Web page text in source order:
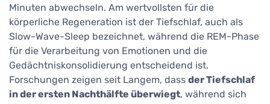
Minuten abwechseln. Am wertvollsten für die
körperliche Regeneration ist der Tiefschlaf, auch als
Slow-Wave-Sleep bezeichnet, während die REM-Phase
für die Verarbeitung von Emotionen und die
Gedächtniskonsolidierung entscheidend ist.
Forschungen zeigen seit Langem, dass der Tiefschlaf
in der ersten Nachthälfte überwiegt, während sich